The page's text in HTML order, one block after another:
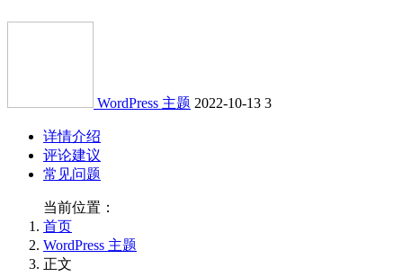
WordPress 主题 2022-10-13 3
详情介绍
评论建议
常见问题
当前位置：
首页
WordPress 主题
正文